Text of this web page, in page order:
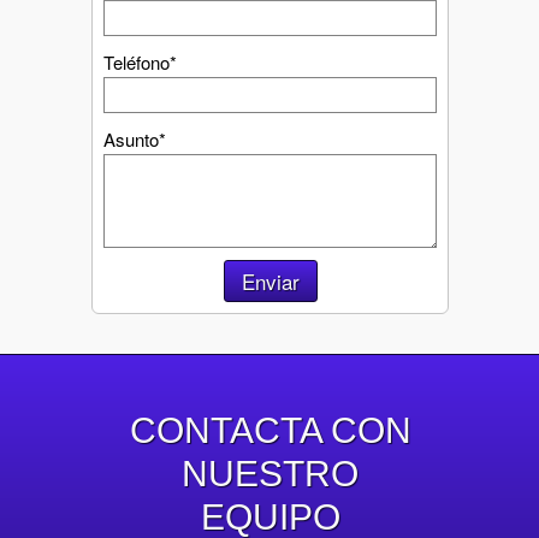
Teléfono*
Asunto*
Enviar
CONTACTA CON
NUESTRO
EQUIPO